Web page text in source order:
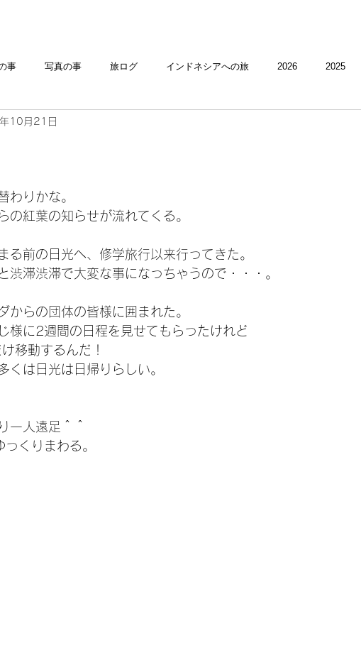
事 写真の事 旅ログ インドネシアへの旅 2026 2025
・memasak
10月21日
わりかな。
の紅葉の知らせが流れてくる。
る前の日光へ、修学旅行以来行ってきた。
渋滞渋滞で大変な事になっちゃうので・・・。
からの団体の皆様に囲まれた。
様に2週間の日程を見せてもらったけれど
移動するんだ！
くは日光は日帰りらしい。
一人遠足＾＾
くりまわる。